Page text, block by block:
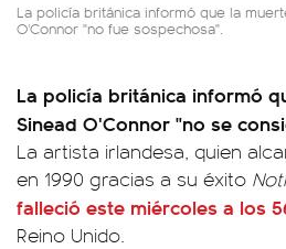
La policía británica informó que la
O'Connor "no fue sospechosa".
La policía británica informó
Sinead O'Connor "no se
La artista irlandesa, quien
en 1990 gracias a su éxito
falleció este miércoles a los
Reino Unido.